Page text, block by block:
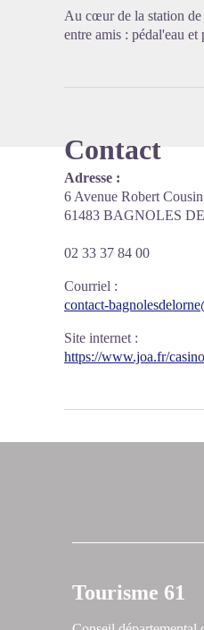
Au cœur de la station
entre amis : pédal'eau
Contact
Adresse :
6 Avenue Robert Cousin
61483 BAGNOLES
02 33 37 84 00
Courriel :
contact-
Site internet :
https://www.joa.fr/
Tourisme 61